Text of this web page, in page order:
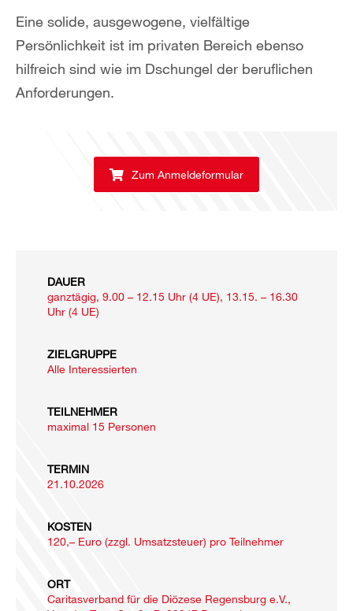
Eine solide, ausgewogene, vielfältige
Persönlichkeit ist im privaten Bereich ebenso
hilfreich sind wie im Dschungel der beruflichen
Anforderungen.
Zum Anmeldeformular
DAUER
ganztägig, 9.00 – 12.15 Uhr (4 UE), 13.15. – 16.30
Uhr (4 UE)
ZIELGRUPPE
Alle Interessierten
TEILNEHMER
maximal 15 Personen
TERMIN
21.10.2026
KOSTEN
120,– Euro (zzgl. Umsatzsteuer) pro Teilnehmer
ORT
Caritasverband für die Diözese Regensburg e.V.,